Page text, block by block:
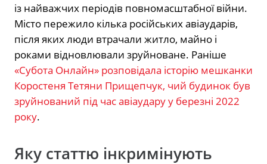
із найважчих періодів повномасштабної війни.
Місто пережило кілька російських авіаударів,
після яких люди втрачали житло, майно і
роками відновлювали зруйноване. Раніше
«Субота Онлайн» розповідала історію мешканки
Коростеня Тетяни Прищепчук, чий будинок був
зруйнований під час авіаудару у березні 2022
року.
Яку статтю інкримінують